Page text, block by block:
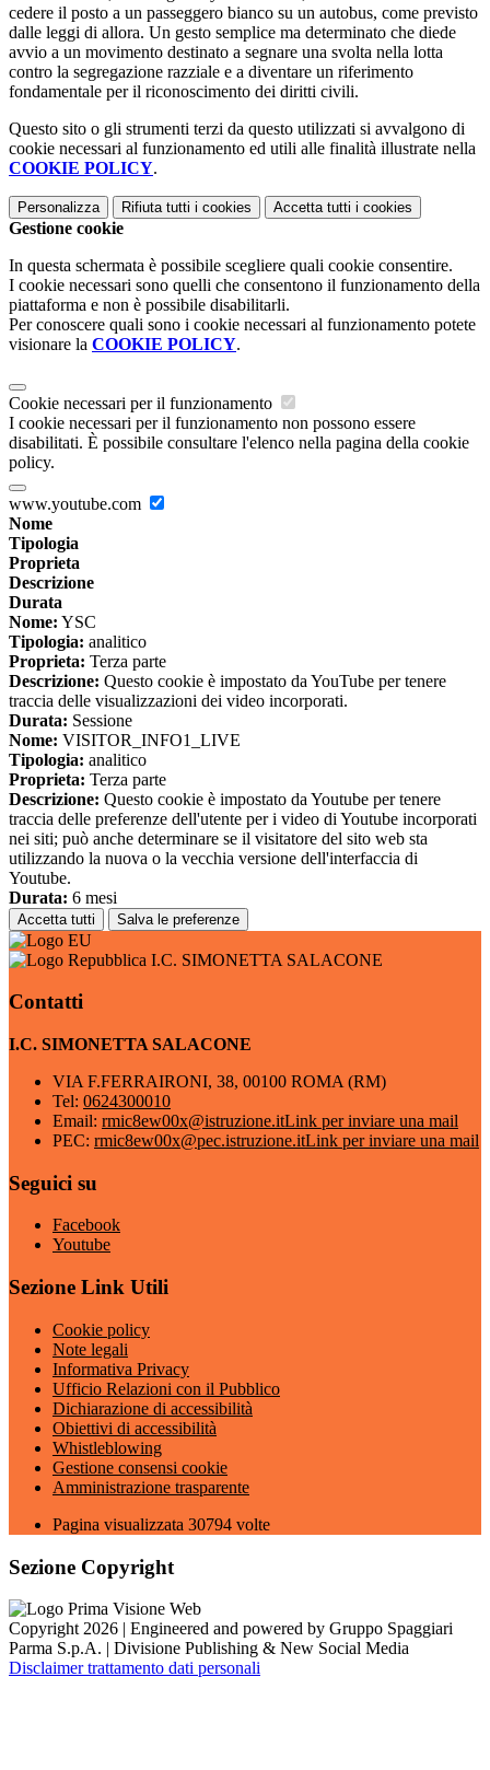
cedere il posto a un passeggero bianco su un autobus, come previsto
dalle leggi di allora. Un gesto semplice ma determinato che diede
avvio a un movimento destinato a segnare una svolta nella lotta
contro la segregazione razziale e a diventare un riferimento
fondamentale per il riconoscimento dei diritti civili.
Questo sito o gli strumenti terzi da questo utilizzati si avvalgono di
cookie necessari al funzionamento ed utili alle finalità illustrate nella
COOKIE POLICY.
Personalizza Rifiuta tutti i cookies Accetta tutti i cookies
Gestione cookie
In questa schermata è possibile scegliere quali cookie consentire.
I cookie necessari sono quelli che consentono il funzionamento della
piattaforma e non è possibile disabilitarli.
Per conoscere quali sono i cookie necessari al funzionamento potete
visionare la COOKIE POLICY.
Cookie necessari per il funzionamento
I cookie necessari per il funzionamento non possono essere
disabilitati. È possibile consultare l'elenco nella pagina della cookie
policy.
www.youtube.com
Nome
Tipologia
Proprieta
Descrizione
Durata
Nome: YSC
Tipologia: analitico
Proprieta: Terza parte
Descrizione: Questo cookie è impostato da YouTube per tenere
traccia delle visualizzazioni dei video incorporati.
Durata: Sessione
Nome: VISITOR_INFO1_LIVE
Tipologia: analitico
Proprieta: Terza parte
Descrizione: Questo cookie è impostato da Youtube per tenere
traccia delle preferenze dell'utente per i video di Youtube incorporati
nei siti; può anche determinare se il visitatore del sito web sta
utilizzando la nuova o la vecchia versione dell'interfaccia di
Youtube.
Durata: 6 mesi
Accetta tutti Salva le preferenze
I.C. SIMONETTA SALACONE
Contatti
I.C. SIMONETTA SALACONE
VIA F.FERRAIRONI, 38, 00100 ROMA (RM)
Tel: 0624300010
Email: rmic8ew00x@istruzione.itLink per inviare una mail
PEC: rmic8ew00x@pec.istruzione.itLink per inviare una mail
Seguici su
Facebook
Youtube
Sezione Link Utili
Cookie policy
Note legali
Informativa Privacy
Ufficio Relazioni con il Pubblico
Dichiarazione di accessibilità
Obiettivi di accessibilità
Whistleblowing
Gestione consensi cookie
Amministrazione trasparente
Pagina visualizzata 30794 volte
Sezione Copyright
Copyright 2026 | Engineered and powered by Gruppo Spaggiari
Parma S.p.A. | Divisione Publishing & New Social Media
Disclaimer trattamento dati personali